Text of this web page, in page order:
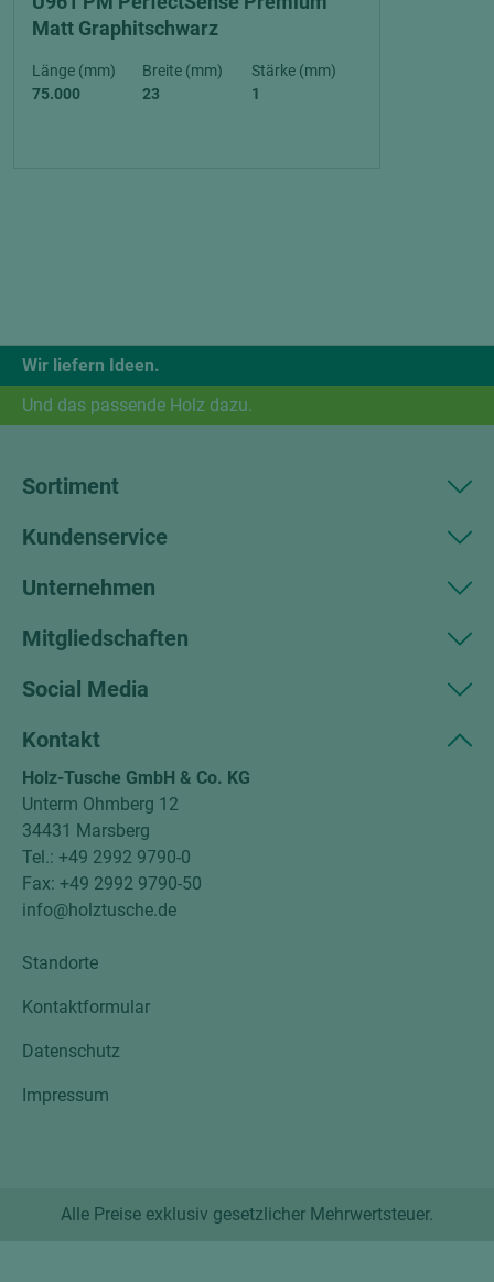
Matt Graphitschwarz
Länge (mm)
75.000
Breite (mm)
23
Stärke (mm)
1
Wir liefern Ideen.
Und das passende Holz dazu.
Sortiment
Kundenservice
Unternehmen
Mitgliedschaften
Social Media
Kontakt
Holz-Tusche GmbH & Co. KG
Unterm Ohmberg 12
34431 Marsberg
Tel.: +49 2992 9790-0
Fax: +49 2992 9790-50
info@holztusche.de
Standorte
Kontaktformular
Datenschutz
Impressum
Alle Preise exklusiv gesetzlicher Mehrwertsteuer.